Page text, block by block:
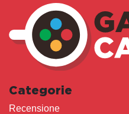
Categorie
Recensione